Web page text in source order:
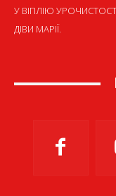
У ВІГІЛІЮ
ДІВИ МАРІЇ.